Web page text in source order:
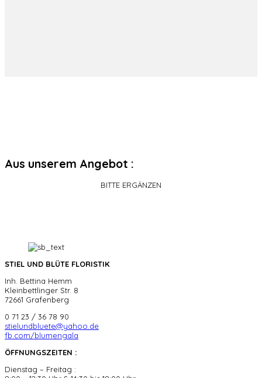
Aus unserem Angebot :
BITTE ERGÄNZEN
STIEL UND BLÜTE FLORISTIK
Inh. Bettina Hemm
Kleinbettlinger Str. 8
72661 Grafenberg
0 71 23 / 36 78 90
stielundbluete@yahoo.de
fb.com/blumengala
ÖFFNUNGSZEITEN :
Dienstag – Freitag :